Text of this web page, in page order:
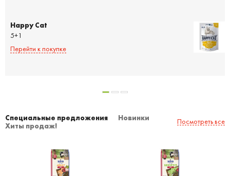
Happy Cat
5+1
Перейти к покупке
Специальные предложения
Новинки
Хиты продаж!
Посмотреть все